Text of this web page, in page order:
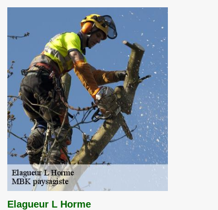
Elagueur L Horme